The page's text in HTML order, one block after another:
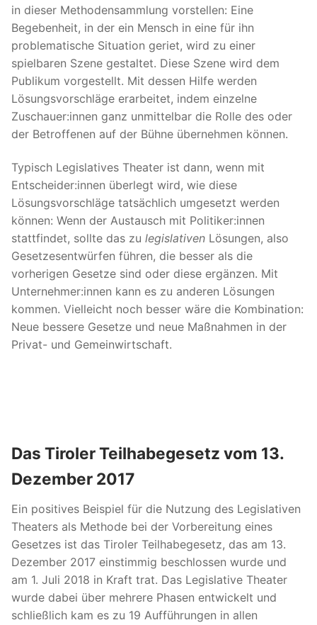
in dieser Methodensammlung vorstellen: Eine
Begebenheit, in der ein Mensch in eine für ihn
problematische Situation geriet, wird zu einer
spielbaren Szene gestaltet. Diese Szene wird dem
Publikum vorgestellt. Mit dessen Hilfe werden
Lösungsvorschläge erarbeitet, indem einzelne
Zuschauer:innen ganz unmittelbar die Rolle des oder
der Betroffenen auf der Bühne übernehmen können.
Typisch Legislatives Theater ist dann, wenn mit
Entscheider:innen überlegt wird, wie diese
Lösungsvorschläge tatsächlich umgesetzt werden
können: Wenn der Austausch mit Politiker:innen
stattfindet, sollte das zu legislativen Lösungen, also
Gesetzesentwürfen führen, die besser als die
vorherigen Gesetze sind oder diese ergänzen. Mit
Unternehmer:innen kann es zu anderen Lösungen
kommen. Vielleicht noch besser wäre die Kombination:
Neue bessere Gesetze und neue Maßnahmen in der
Privat- und Gemeinwirtschaft.
Das Tiroler Teilhabegesetz vom 13.
Dezember 2017
Ein positives Beispiel für die Nutzung des Legislativen
Theaters als Methode bei der Vorbereitung eines
Gesetzes ist das Tiroler Teilhabegesetz, das am 13.
Dezember 2017 einstimmig beschlossen wurde und
am 1. Juli 2018 in Kraft trat. Das Legislative Theater
wurde dabei über mehrere Phasen entwickelt und
schließlich kam es zu 19 Aufführungen in allen